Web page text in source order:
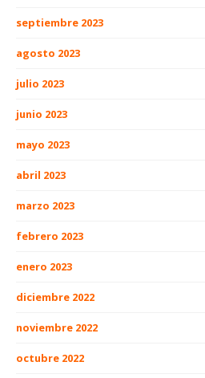
septiembre 2023
agosto 2023
julio 2023
junio 2023
mayo 2023
abril 2023
marzo 2023
febrero 2023
enero 2023
diciembre 2022
noviembre 2022
octubre 2022